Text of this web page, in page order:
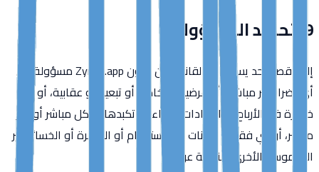
9. تحديد المسؤولية
إلى أقصى حد يسمح به القانون، لن تكون Zynko.app مسؤولة عن
أي أضرار غير مباشرة أو عرضية أو خاصة أو تبعية أو عقابية، أو أي
خسارة في الأرباح أو الإيرادات، سواء تم تكبدها بشكل مباشر أو غير
مباشر، أو أي فقدان للبيانات أو الاستخدام أو الشهرة أو الخسائر غير
الملموسة الأخرى، الناتجة عن: